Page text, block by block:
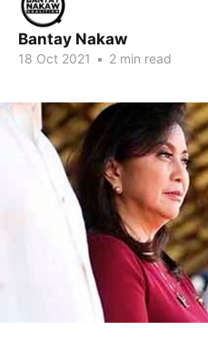
Bantay Nakaw
18 Oct 2021 • 2 min read